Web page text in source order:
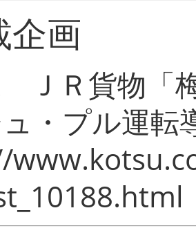
企画
ＪＲ貨物「
・プル運転